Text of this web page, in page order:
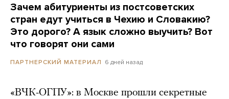
Зачем абитуриенты из постсоветских
стран едут учиться в Чехию и Словакию?
Это дорого? А язык сложно выучить? Вот
что говорят они сами
ПАРТНЕРСКИЙ МАТЕРИАЛ 6 дней назад
«ВЧК-ОГПУ»: в Москве прошли секретные